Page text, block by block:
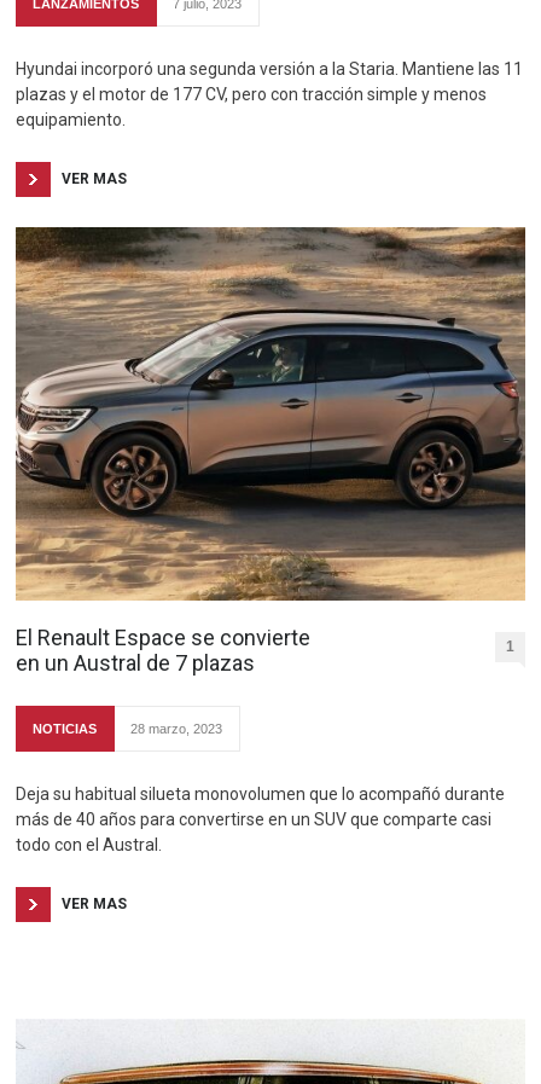
LANZAMIENTOS 7 julio, 2023
Hyundai incorporó una segunda versión a la Staria. Mantiene las 11
plazas y el motor de 177 CV, pero con tracción simple y menos
equipamiento.
VER MAS
El Renault Espace se convierte
en un Austral de 7 plazas
1
NOTICIAS 28 marzo, 2023
Deja su habitual silueta monovolumen que lo acompañó durante
más de 40 años para convertirse en un SUV que comparte casi
todo con el Austral.
VER MAS